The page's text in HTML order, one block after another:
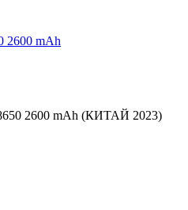
2600 mAh (КИТАЙ 2023)